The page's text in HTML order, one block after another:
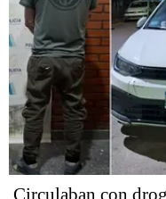
Circulaban con